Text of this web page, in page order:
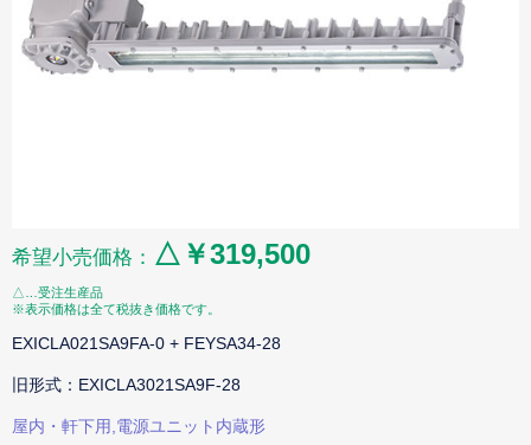
希望小売価格： △￥319,500
△…受注生産品
※表示価格は全て税抜き価格です。
EXICLA021SA9FA-0 + FEYSA34-28
旧形式：EXICLA3021SA9F-28
屋内・軒下用,電源ユニット内蔵形